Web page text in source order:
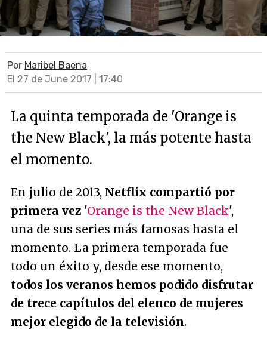
Por Maribel Baena
El 27 de June 2017 | 17:40
La quinta temporada de 'Orange is
the New Black', la más potente hasta
el momento.
En julio de 2013, Netflix compartió por
primera vez 'Orange is the New Black',
una de sus series más famosas hasta el
momento. La primera temporada fue
todo un éxito y, desde ese momento,
todos los veranos hemos podido disfrutar
de trece capítulos del elenco de mujeres
mejor elegido de la televisión.